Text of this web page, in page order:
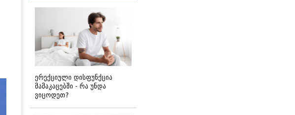
ერექციული დისფუნქცია
მამაკაცებში - რა უნდა
ვიცოდეთ?